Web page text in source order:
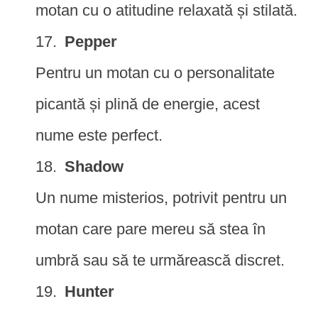
motan cu o atitudine relaxată și stilată.
Pepper
Pentru un motan cu o personalitate
picantă și plină de energie, acest
nume este perfect.
Shadow
Un nume misterios, potrivit pentru un
motan care pare mereu să stea în
umbră sau să te urmărească discret.
Hunter